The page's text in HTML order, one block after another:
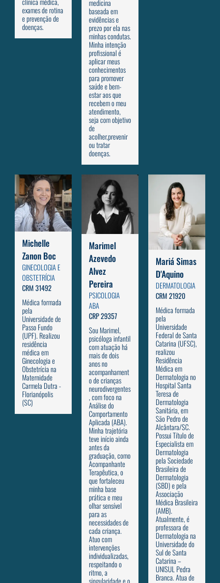
exames de rotina
e prevenção de
doenças.
medicina
baseada em
evidências e
prezo por ela nas
minhas condutas.
Minha intenção
profissional é
aplicar meus
conhecimentos
para promover
saúde e bem-
estar aos que
recebem o meu
atendimento,
seja com objetivo
de
acolher,prevenir
ou tratar
doenças.
Michelle
Zanon Boc
GINECOLOGIA E
OBSTETRÍCIA
CRM 31492
Médica formada
pela
Universidade de
Passo Fundo
(UPF). Realizou
residência
médica em
Ginecologia e
Obstetrícia na
Maternidade
Carmela Dutra -
Florianópolis
(SC)
Marimel
Azevedo
Alvez
Pereira
PSICOLOGIA
ABA
CRP 29357
Sou Marimel,
psicóloga infantil
com atuação há
mais de dois
anos no
acompanhament
o de crianças
neurodivergentes
, com foco na
Análise do
Comportamento
Aplicada (ABA).
Minha trajetória
teve início ainda
antes da
graduação, como
Acompanhante
Terapêutica, o
que fortaleceu
minha base
prática e meu
olhar sensível
para as
necessidades de
cada criança.
Atuo com
intervenções
individualizadas,
respeitando o
ritmo, a
singularidade e o
Mariá Simas
D'Aquino
DERMATOLOGIA
CRM 21920
Médica formada
pela
Universidade
Federal de Santa
Catarina (UFSC),
realizou
Residência
Médica em
Dermatologia no
Hospital Santa
Teresa de
Dermatologia
Sanitária, em
São Pedro de
Alcântara/SC.
Possui Título de
Especialista em
Dermatologia
pela Sociedade
Brasileira de
Dermatologia
(SBD) e pela
Associação
Médica Brasileira
(AMB).
Atualmente, é
professora de
Dermatologia na
Universidade do
Sul de Santa
Catarina –
UNISUL Pedra
Branca. Atua de